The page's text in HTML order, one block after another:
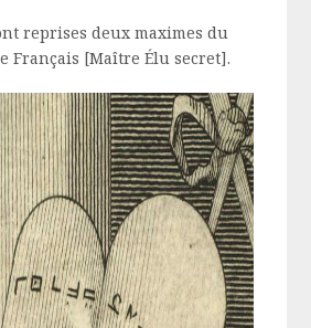
reprises deux maximes du
Français [Maître Élu secret].